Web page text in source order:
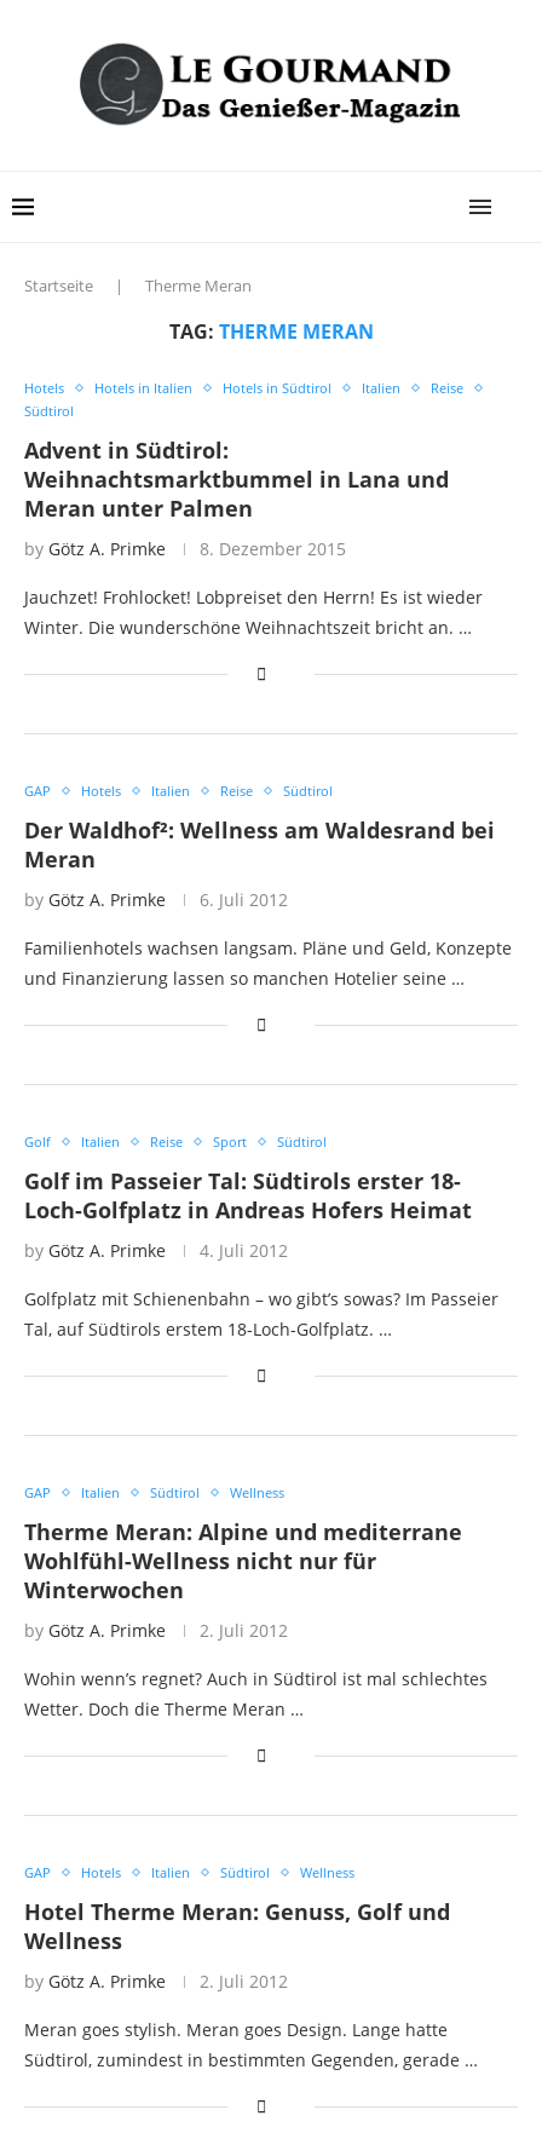
Startseite | Therme Meran
TAG: THERME MERAN
Hotels Hotels in Italien Hotels in Südtirol Italien
Reise
Südtirol
Advent in Südtirol:
Weihnachtsmarktbummel in Lana und
Meran unter Palmen
by Götz A. Primke 8. Dezember 2015
Jauchzet! Frohlocket! Lobpreiset den Herrn! Es ist wieder
Winter. Die wunderschöne Weihnachtszeit bricht an. …
GAP Hotels Italien Reise Südtirol
Der Waldhof²: Wellness am Waldesrand bei
Meran
by Götz A. Primke 6. Juli 2012
Familienhotels wachsen langsam. Pläne und Geld, Konzepte
und Finanzierung lassen so manchen Hotelier seine …
Golf Italien Reise Sport Südtirol
Golf im Passeier Tal: Südtirols erster 18-
Loch-Golfplatz in Andreas Hofers Heimat
by Götz A. Primke 4. Juli 2012
Golfplatz mit Schienenbahn – wo gibt’s sowas? Im Passeier
Tal, auf Südtirols erstem 18-Loch-Golfplatz. …
GAP Italien Südtirol Wellness
Therme Meran: Alpine und mediterrane
Wohlfühl-Wellness nicht nur für
Winterwochen
by Götz A. Primke 2. Juli 2012
Wohin wenn’s regnet? Auch in Südtirol ist mal schlechtes
Wetter. Doch die Therme Meran …
GAP Hotels Italien Südtirol Wellness
Hotel Therme Meran: Genuss, Golf und
Wellness
by Götz A. Primke 2. Juli 2012
Meran goes stylish. Meran goes Design. Lange hatte
Südtirol, zumindest in bestimmten Gegenden, gerade …